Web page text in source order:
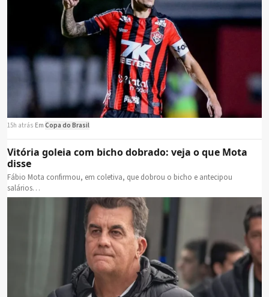
15h atrás Em Copa do Brasil
Vitória goleia com bicho dobrado: veja o que Mota
disse
Fábio Mota confirmou, em coletiva, que dobrou o bicho e antecipou
salários…